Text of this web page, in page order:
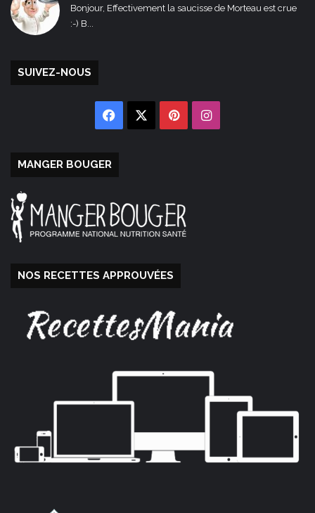
Bonjour, Effectivement la saucisse de Morteau est crue
:-) B...
SUIVEZ-NOUS
Facebook PinterestInstagram
MANGER BOUGER
NOS RECETTES APPROUVÉES